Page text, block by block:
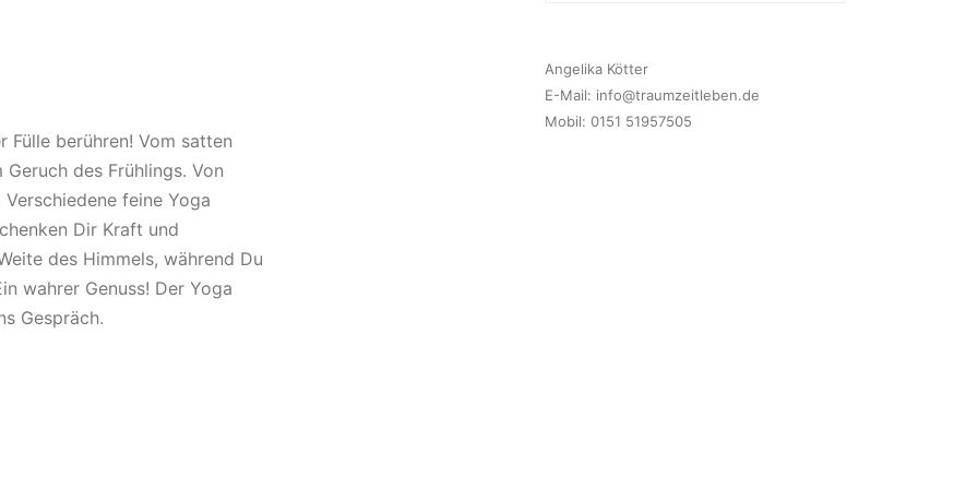
Fülle berühren! Vom satten
des Frühlings. Von
feine Yoga
Dir Kraft und
des Himmels, während Du
wahrer Genuss! Der Yoga
Gespräch.
Angelika Kötter
E-Mail: info@traumzeitleben.de
Mobil: 0151 51957505